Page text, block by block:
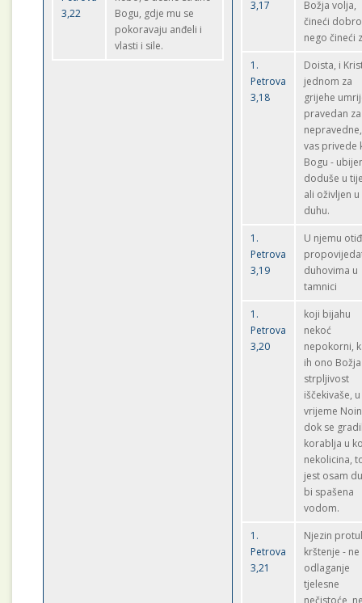
3,22
Bogu, gdje mu se
pokoravaju anđeli i
vlasti i sile.
3,17
Božja volja,
čineći
nego čineći
1.
Petrova
3,18
Doista, i
jednom za
grijehe
pravedan za
vas privede
Bogu -
doduše u
ali oživljen u
duhu.
1.
Petrova
3,19
U njemu
duhovima u
tamnici
1.
Petrova
3,20
koji bijahu
nekoć
nepokorni,
ih ono Božja
strpljivost
iščekivaše, u
vrijeme
dok se
korablja u
nekolicina,
jest osam
bi spašena
vodom.
1.
Petrova
3,21
Njezin
krštenje - ne
odlaganje
tjelesne
nečistoće,